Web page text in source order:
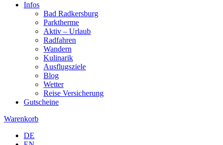
Infos
Bad Radkersburg
Parktherme
Aktiv – Urlaub
Radfahren
Wandern
Kulinarik
Ausflugsziele
Blog
Wetter
Reise Versicherung
Gutscheine
Warenkorb
DE